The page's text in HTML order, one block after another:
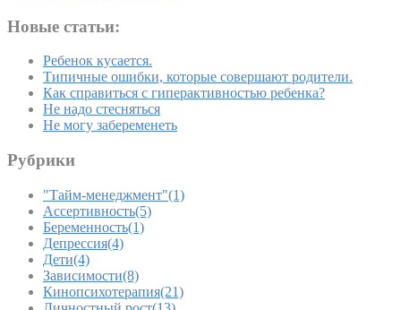
Новые статьи:
Ребенок кусается.
Типичные ошибки, которые совершают родители.
Как справиться с гиперактивностью ребенка?
Не надо стесняться
Не могу забеременеть
Рубрики
"Тайм-менеджмент"(1)
Ассертивность(5)
Беременность(1)
Депрессия(4)
Дети(4)
Зависимости(8)
Кинопсихотерапия(21)